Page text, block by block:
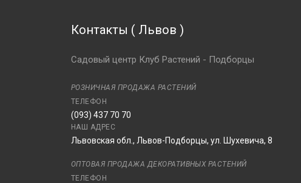
Контакты ( Львов )
Садовый центр Клуб Растений - Подборцы
РОЗНИЧНАЯ ПРОДАЖА РАСТЕНИЙ
ТЕЛЕФОН
(093) 437 70 70
НАШ АДРЕС
Львовская обл., Львов-Подборцы, ул. Шухевича, 8
ОПТОВАЯ ПРОДАЖА ДЕКОРАТИВНЫХ РАСТЕНИЙ
ТЕЛЕФОН